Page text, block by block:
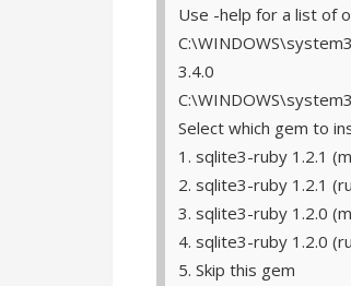
Use -help for a list of
3.4.0
Select which gem to
1. sqlite3-ruby 1.2.1
2. sqlite3-ruby 1.2.1
3. sqlite3-ruby 1.2.0
4. sqlite3-ruby 1.2.0
5. Skip this gem